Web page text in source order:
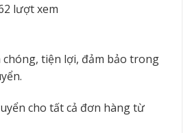
lượt xem
chóng, tiện lợi, đảm bảo trong
cho tất cả đơn hàng từ